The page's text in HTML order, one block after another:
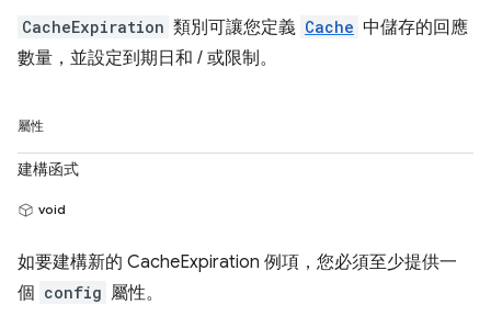
CacheExpiration 類別可讓您定義 Cache 中儲存的回應
數量，並設定到期日和 / 或限制。
屬性
建構函式
void
如要建構新的 CacheExpiration 例項，您必須至少提供一
個 config 屬性。